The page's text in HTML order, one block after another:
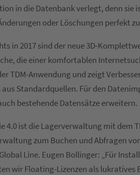
in die Datenbank verlegt, denn
oder Löschungen perfekt
in 2017 sind der neue 3D-
die einer komfortablen
TDM-Anwendung und zeigt
Standardquellen. Für den
bestehende Datensätze erweitern.
4.0 ist die Lagerverwaltung mit dem
zum Buchen und Abfragen
Global Line. Eugen Bollinger: „Für
wir Floating-Lizenzen als lukratives